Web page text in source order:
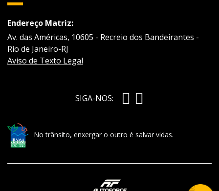
Endereço Matriz:
Av. das Américas, 10605 - Recreio dos Bandeirantes -
Rio de Janeiro-RJ
Aviso de Texto Legal
SIGA-NOS:
No trânsito, enxergar o outro é salvar vidas.